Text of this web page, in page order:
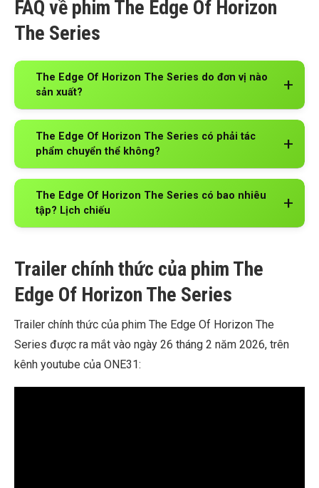
FAQ về phim The Edge Of Horizon
The Series
The Edge Of Horizon The Series do đơn vị nào
sản xuất?
The Edge Of Horizon The Series có phải tác
phẩm chuyển thể không?
The Edge Of Horizon The Series có bao nhiêu
tập? Lịch chiếu
Trailer chính thức của phim The
Edge Of Horizon The Series
Trailer chính thức của phim The Edge Of Horizon The
Series được ra mắt vào ngày 26 tháng 2 năm 2026, trên
kênh youtube của ONE31: